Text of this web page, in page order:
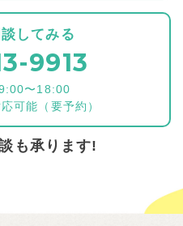
してみる
9913
9:00〜18:00
可能（要予約）
も承ります!